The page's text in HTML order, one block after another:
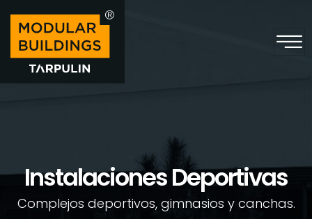
Instalaciones Deportivas
Complejos deportivos, gimnasios y canchas.